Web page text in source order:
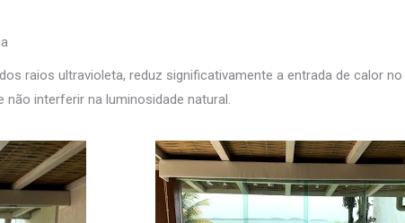
raios ultravioleta, reduz significativamente a entrada de calor
interferir na luminosidade natural.